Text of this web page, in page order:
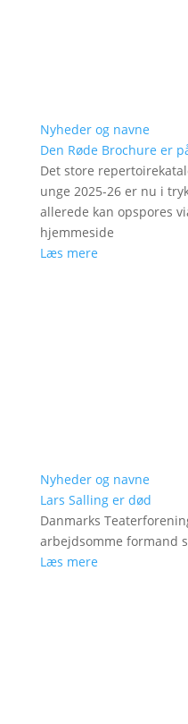
Nyheder og navne
Den Røde Brochure er
Det store
unge 2025-26 er nu i
allerede kan opspores
hjemmeside
Læs mere
Nyheder og navne
Lars Salling er død
Danmarks
arbejdsomme formand
Læs mere